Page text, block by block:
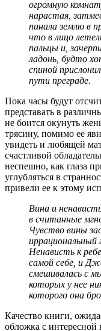
огромную
нарастая,
пинала землю в
что в лицо
пальцы и,
ладонь, будто
спиной
пути преграде.
Пока часы будут
представать в
не боится окунуть
трясину, помимо ее
увидеть и любящей
счастливой
неспешно, как глаза
углубляться в
привели ее к этому
Вина и
в считанные
Чувство вины
иррациональный
Ненависть к
самой себе, и
смешивалась с
которых у нее
которого она
Качество книги,
обложка с интересной